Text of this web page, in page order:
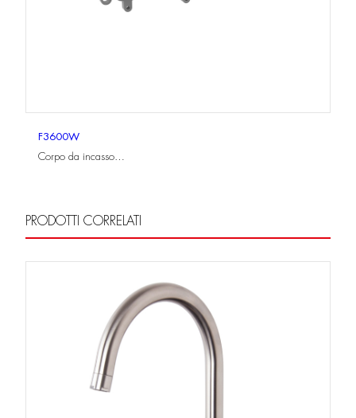
F3600W
Corpo da incasso…
PRODOTTI CORRELATI